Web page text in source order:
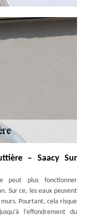
– Saacy Sur
peut plus fonctionner
Sur ce, les eaux peuvent
Pourtant, cela risque
l’effondrement du